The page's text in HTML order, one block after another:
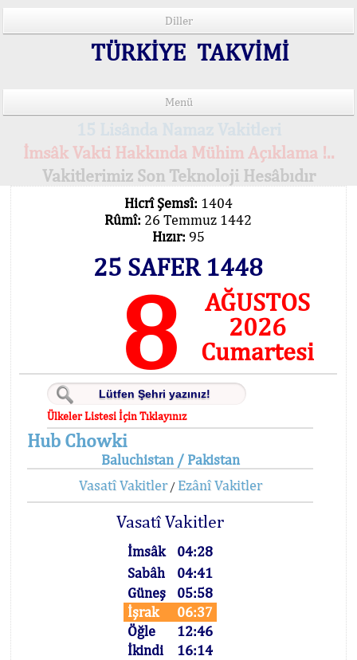
Diller
TÜRKİYE TAKVİMİ
Menü
İmsâk Vakti Hakkında Mühim Açıklama !..
Vakitlerimiz Son Teknoloji Hesâbıdır
Hicrî Şemsî: 1404
Rûmî: 26 Temmuz 1442
Hızır: 95
25 SAFER 1448
8
AĞUSTOS
2026
Cumartesi
Ülkeler Listesi İçin Tıklayınız
Hub Chowki
Baluchistan / Pakistan
Vasatî Vakitler/ Ezânî Vakitler
Vasatî Vakitler
İmsâk
04:28
Sabâh
04:41
Güneş
05:58
İşrak
06:37
Öğle
12:46
İkindi
16:14